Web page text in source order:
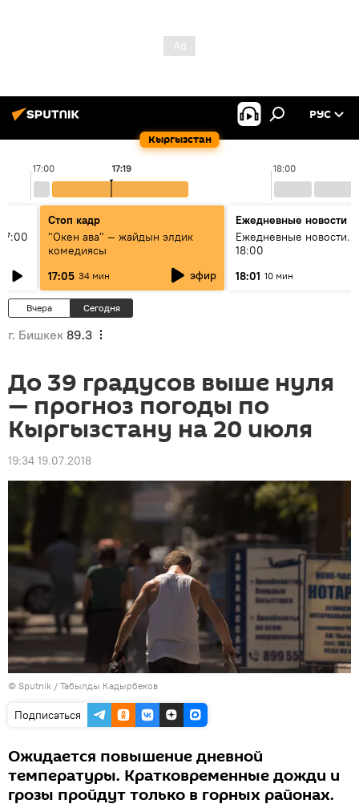
Кыргызстан
РУС
17:00 18:00
17:19
Стоп кадр
"Окен ава" — жайдын элдик
комедиясы
17:05 34 мин эфир
Ежедневные новости
Ежедневные новости.
18:00
18:01 10 мин
Вчера Сегодня
г. Бишкек 89.3
До 39 градусов выше нуля
— прогноз погоды по
Кыргызстану на 20 июля
19:34 19.07.2018
© Sputnik / Табылды Кадырбеков
Подписаться
Ожидается повышение дневной
температуры. Кратковременные дожди и
грозы пройдут только в горных районах.